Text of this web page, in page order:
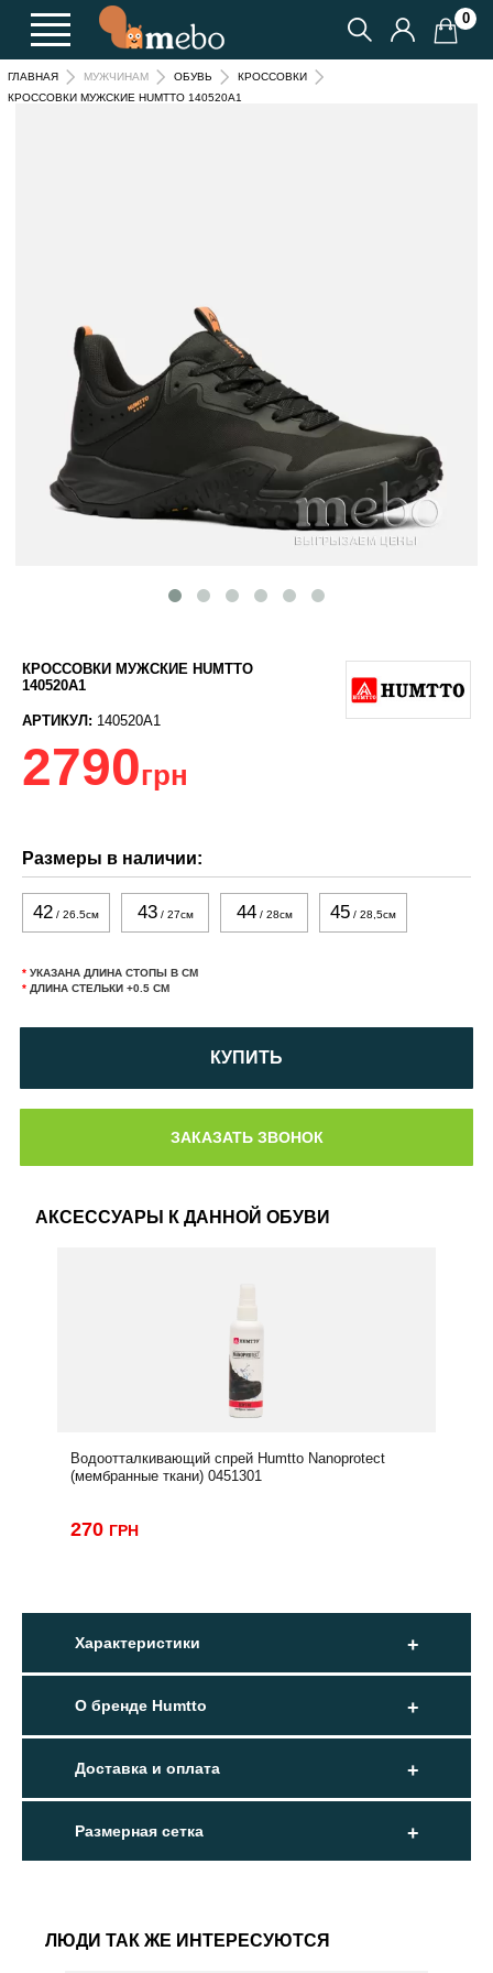
0
ГЛАВНАЯ МУЖЧИНАМ ОБУВЬ
КРОССОВКИ
КРОССОВКИ МУЖСКИЕ HUMTTO 140520A1
КРОССОВКИ МУЖСКИЕ HUMTTO
140520A1
АРТИКУЛ: 140520A1
2790грн
Размеры в наличии:
42 / 26.5см 43/ 27см 44/ 28см 45 / 28,5см
* УКАЗАНА ДЛИНА СТОПЫ В СМ
* ДЛИНА СТЕЛЬКИ +0.5 СМ
КУПИТЬ
АКСЕССУАРЫ К ДАННОЙ ОБУВИ
Водоотталкивающий спрей Humtto Nanoprotect
(мембранные ткани) 0451301
270 ГРН
Характеристики
О бренде Humtto
Доставка и оплата
Размерная сетка
ЛЮДИ ТАК ЖЕ ИНТЕРЕСУЮТСЯ